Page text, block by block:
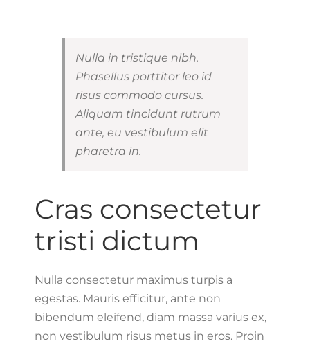
Nulla in tristique nibh.
Phasellus porttitor leo id
risus commodo cursus.
Aliquam tincidunt rutrum
ante, eu vestibulum elit
pharetra in.
Cras consectetur
tristi dictum
Nulla consectetur maximus turpis a
egestas. Mauris efficitur, ante non
bibendum eleifend, diam massa varius ex,
non vestibulum risus metus in eros. Proin